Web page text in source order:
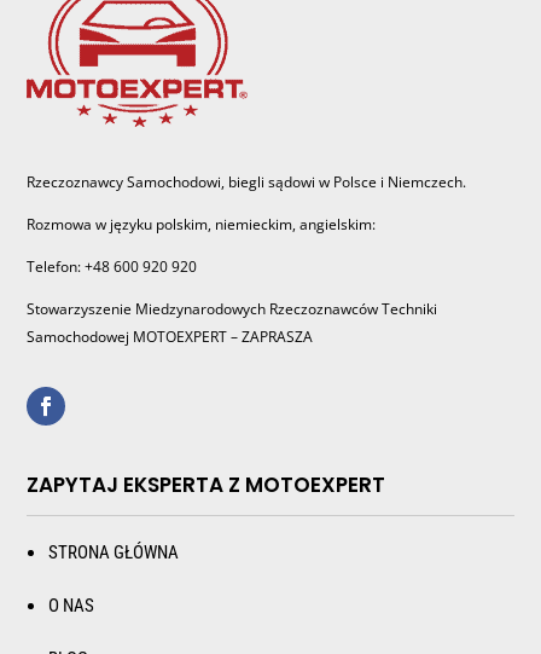
Rzeczoznawcy Samochodowi, biegli sądowi w Polsce i Niemczech.
Rozmowa w języku polskim, niemieckim, angielskim:
Telefon: +48 600 920 920
Stowarzyszenie Miedzynarodowych Rzeczoznawców Techniki
Samochodowej MOTOEXPERT – ZAPRASZA
ZAPYTAJ EKSPERTA Z MOTOEXPERT
STRONA GŁÓWNA
O NAS